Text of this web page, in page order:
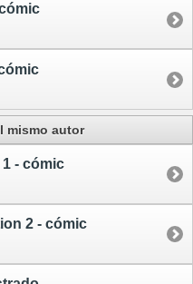
mismo autor
- cómic
2 - cómic